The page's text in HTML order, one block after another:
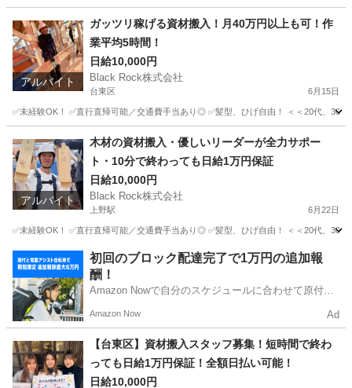
上野駅 その他 建築現場
アルバイト
ガッツリ稼げる資材搬入！月40万円以上も可！作
業平均5時間！
日給10,000円
Black Rock株式会社
台東区 6月15日
✅未経験OK！ ✅直行直帰可能／交通費手当あり◎ ✅髪型、ひげ自由！ ＜＜20代、30
その他 建築現場
アルバイト
木材の資材搬入・優しいリーダーが全力サポー
ト・10分で終わっても日給1万円保証
日給10,000円
Black Rock株式会社
上野駅 6月22日
✅未経験OK！ ✅直行直帰可能／交通費手当あり◎ ✅髪型、ひげ自由！ ＜＜20代、30
上野駅 その他 建築現場
初回のブロック配達完了で1万円の追加報
酬！
Amazon Nowで自分のスケジュールに合わせて原付や
う！
Amazon Now Ad
【台東区】資材搬入スタッフ募集！短時間で終わ
っても日給1万円保証！全額日払い可能！
日給10,000円